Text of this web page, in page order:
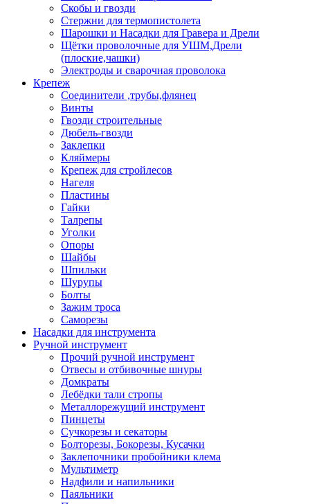
Скобы и гвозди
Стержни для термопистолета
Шарошки и Насадки для Гравера и Дрели
Щётки проволочные для УШМ,Дрели
(плоские,чашки)
Электроды и сварочная проволока
Крепеж
Соединители ,трубы,флянец
Винты
Гвозди строительные
Дюбель-гвозди
Заклепки
Кляймеры
Крепеж для стройлесов
Нагеля
Пластины
Гайки
Талрепы
Уголки
Опоры
Шайбы
Шпильки
Шурупы
Болты
Зажим троса
Саморезы
Насадки для инструмента
Ручной инструмент
Прочий ручной инструмент
Отвесы и отбивочные шнуры
Домкраты
Лебёдки тали стропы
Металлорежущий инструмент
Пинцеты
Сучкорезы и секаторы
Болторезы, Бокорезы, Кусачки
Заклепочники пробойники клема
Мультиметр
Надфили и напильники
Паяльники